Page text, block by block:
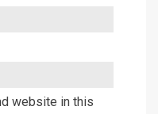
website in this